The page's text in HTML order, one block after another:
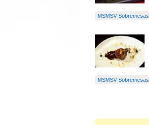
MSMSV Sobremesas
MSMSV Sobremesas